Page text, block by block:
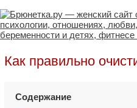
Как правильно
Содержание